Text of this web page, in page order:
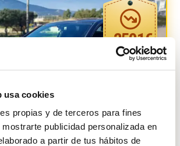
usa cookies
propias y de terceros para fines
publicidad personalizada en
a partir de tus hábitos de
-2501€